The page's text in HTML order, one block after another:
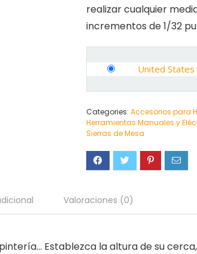
realizar cualquier
incrementos de 1/32
United States
Categories: Accesorios para
Herramientas Manuales y
Sierras de Mesa
Valoraciones (0)
Establezca la altura de su